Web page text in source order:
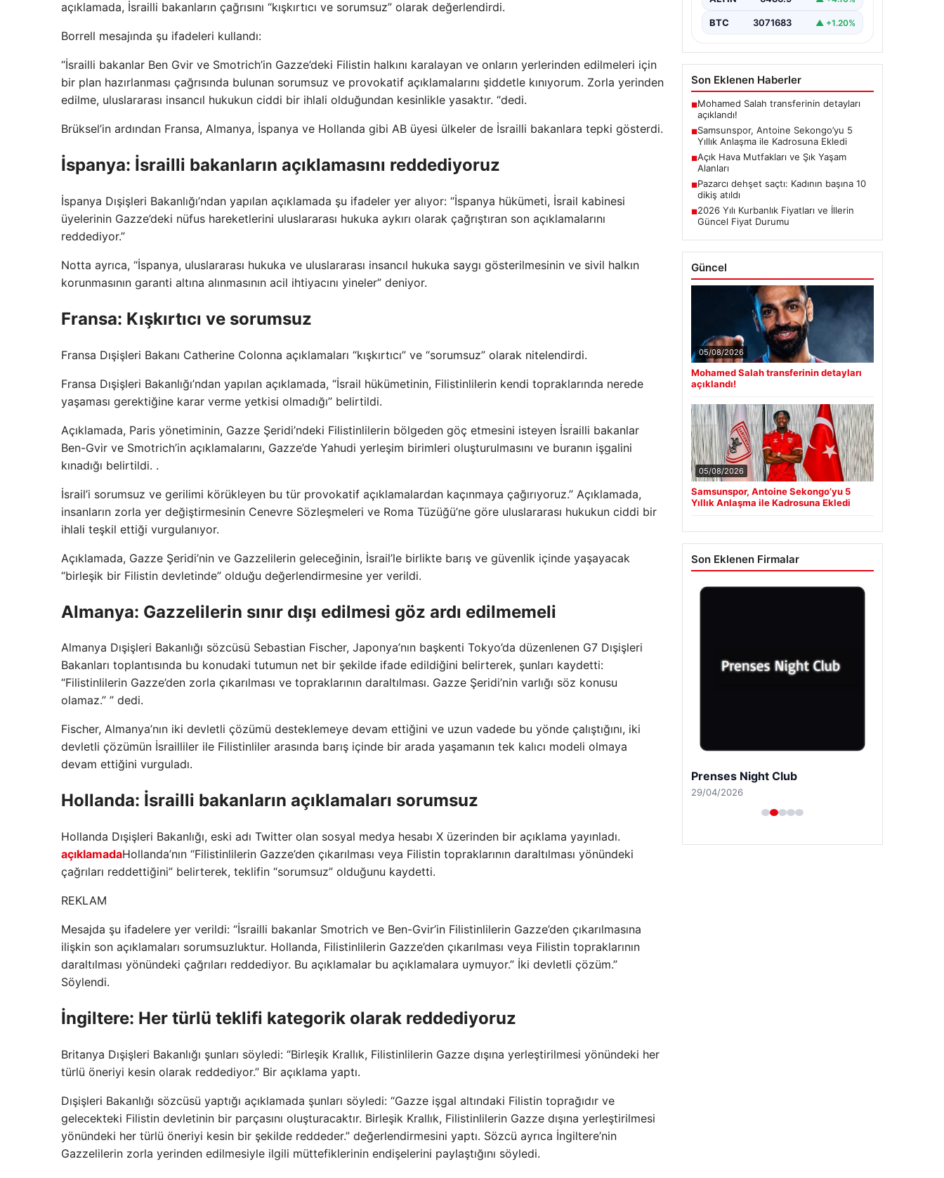
açıklamada, İsrailli bakanların çağrısını “kışkırtıcı ve sorumsuz” olarak değerlendirdi.
Borrell mesajında ​​şu ifadeleri kullandı:
“İsrailli bakanlar Ben Gvir ve Smotrich’in Gazze’deki Filistin halkını karalayan ve onların yerlerinden edilmeleri için
bir plan hazırlanması çağrısında bulunan sorumsuz ve provokatif açıklamalarını şiddetle kınıyorum. Zorla yerinden
edilme, uluslararası insancıl hukukun ciddi bir ihlali olduğundan kesinlikle yasaktır. “dedi.
Brüksel’in ardından Fransa, Almanya, İspanya ve Hollanda gibi AB üyesi ülkeler de İsrailli bakanlara tepki gösterdi.
İspanya: İsrailli bakanların açıklamasını reddediyoruz
İspanya Dışişleri Bakanlığı’ndan yapılan açıklamada şu ifadeler yer alıyor: “İspanya hükümeti, İsrail kabinesi
üyelerinin Gazze’deki nüfus hareketlerini uluslararası hukuka aykırı olarak çağrıştıran son açıklamalarını
reddediyor.”
Notta ayrıca, “İspanya, uluslararası hukuka ve uluslararası insancıl hukuka saygı gösterilmesinin ve sivil halkın
korunmasının garanti altına alınmasının acil ihtiyacını yineler” deniyor.
Fransa: Kışkırtıcı ve sorumsuz
Fransa Dışişleri Bakanı Catherine Colonna açıklamaları “kışkırtıcı” ve “sorumsuz” olarak nitelendirdi.
Fransa Dışişleri Bakanlığı’ndan yapılan açıklamada, “İsrail hükümetinin, Filistinlilerin kendi topraklarında nerede
yaşaması gerektiğine karar verme yetkisi olmadığı” belirtildi.
Açıklamada, Paris yönetiminin, Gazze Şeridi’ndeki Filistinlilerin bölgeden göç etmesini isteyen İsrailli bakanlar
Ben-Gvir ve Smotrich’in açıklamalarını, Gazze’de Yahudi yerleşim birimleri oluşturulmasını ve buranın işgalini
kınadığı belirtildi. .
İsrail’i sorumsuz ve gerilimi körükleyen bu tür provokatif açıklamalardan kaçınmaya çağırıyoruz.” Açıklamada,
insanların zorla yer değiştirmesinin Cenevre Sözleşmeleri ve Roma Tüzüğü’ne göre uluslararası hukukun ciddi bir
ihlali teşkil ettiği vurgulanıyor.
Açıklamada, Gazze Şeridi’nin ve Gazzelilerin geleceğinin, İsrail’le birlikte barış ve güvenlik içinde yaşayacak
“birleşik bir Filistin devletinde” olduğu değerlendirmesine yer verildi.
Almanya: Gazzelilerin sınır dışı edilmesi göz ardı edilmemeli
Almanya Dışişleri Bakanlığı sözcüsü Sebastian Fischer, Japonya’nın başkenti Tokyo’da düzenlenen G7 Dışişleri
Bakanları toplantısında bu konudaki tutumun net bir şekilde ifade edildiğini belirterek, şunları kaydetti:
“Filistinlilerin Gazze’den zorla çıkarılması ve topraklarının daraltılması. Gazze Şeridi’nin varlığı söz konusu
olamaz.” ” dedi.
Fischer, Almanya’nın iki devletli çözümü desteklemeye devam ettiğini ve uzun vadede bu yönde çalıştığını, iki
devletli çözümün İsrailliler ile Filistinliler arasında barış içinde bir arada yaşamanın tek kalıcı modeli olmaya
devam ettiğini vurguladı.
Hollanda: İsrailli bakanların açıklamaları sorumsuz
Hollanda Dışişleri Bakanlığı, eski adı Twitter olan sosyal medya hesabı X üzerinden bir açıklama yayınladı.
açıklamadaHollanda’nın “Filistinlilerin Gazze’den çıkarılması veya Filistin topraklarının daraltılması yönündeki
çağrıları reddettiğini” belirterek, teklifin “sorumsuz” olduğunu kaydetti.
REKLAM
Mesajda şu ifadelere yer verildi: “İsrailli bakanlar Smotrich ve Ben-Gvir’in Filistinlilerin Gazze’den çıkarılmasına
ilişkin son açıklamaları sorumsuzluktur. Hollanda, Filistinlilerin Gazze’den çıkarılması veya Filistin topraklarının
daraltılması yönündeki çağrıları reddediyor. Bu açıklamalar bu açıklamalara uymuyor.” İki devletli çözüm.”
Söylendi.
İngiltere: Her türlü teklifi kategorik olarak reddediyoruz
Britanya Dışişleri Bakanlığı şunları söyledi: “Birleşik Krallık, Filistinlilerin Gazze dışına yerleştirilmesi yönündeki her
türlü öneriyi kesin olarak reddediyor.” Bir açıklama yaptı.
Dışişleri Bakanlığı sözcüsü yaptığı açıklamada şunları söyledi: “Gazze işgal altındaki Filistin toprağıdır ve
gelecekteki Filistin devletinin bir parçasını oluşturacaktır. Birleşik Krallık, Filistinlilerin Gazze dışına yerleştirilmesi
yönündeki her türlü öneriyi kesin bir şekilde reddeder.” değerlendirmesini yaptı. Sözcü ayrıca İngiltere’nin
Gazzelilerin zorla yerinden edilmesiyle ilgili müttefiklerinin endişelerini paylaştığını söyledi.
kulüplerinden USL Dunkerque
BTC 3071683 ▲ +1.20%
Son Eklenen Haberler
■Mohamed Salah transferinin detayları
açıklandı!
■Samsunspor, Antoine Sekongo’yu 5
Yıllık Anlaşma ile Kadrosuna Ekledi
■Açık Hava Mutfakları ve Şık Yaşam
Alanları
■Pazarcı dehşet saçtı: Kadının başına 10
dikiş atıldı
■2026 Yılı Kurbanlık Fiyatları ve İllerin
Güncel Fiyat Durumu
Güncel
05/08/2026
Mohamed Salah transferinin detayları
açıklandı!
05/08/2026
Samsunspor, Antoine Sekongo’yu 5
Yıllık Anlaşma ile Kadrosuna Ekledi
Son Eklenen Firmalar
Prenses Night Club
29/04/2026